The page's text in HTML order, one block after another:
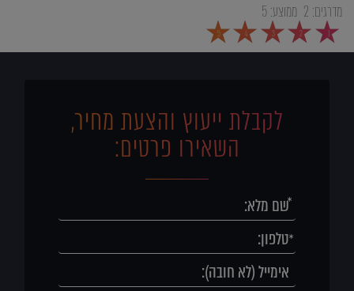
מדרגים: 2 ממוצע:5
1
2
3
4
5
לקבלת ייעוץ והצעת מחיר,
השאירו פרטים: